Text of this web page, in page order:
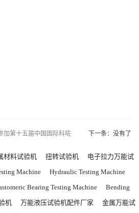
加第十五届中国国际科咗 下一条：没有了
材料试验机 扭转试验机
电子拉力万能试
Machine
Hydraulic Testing Machine
Bearing Testing Machine
Bending
机 万能液压试验机配件厂家
金属万能试